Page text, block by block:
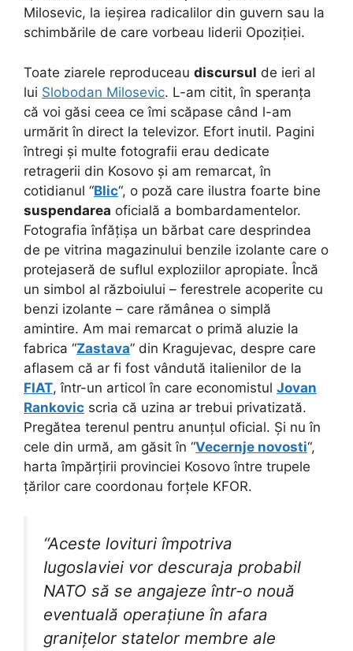
Milosevic, la ieșirea radicalilor din guvern sau la
schimbările de care vorbeau liderii Opoziției.
Toate ziarele reproduceau discursul de ieri al
lui Slobodan Milosevic. L-am citit, în speranța
că voi găsi ceea ce îmi scăpase când l-am
urmărit în direct la televizor. Efort inutil. Pagini
întregi și multe fotografii erau dedicate
retragerii din Kosovo și am remarcat, în
cotidianul “Blic“, o poză care ilustra foarte bine
suspendarea oficială a bombardamentelor.
Fotografia înfățișa un bărbat care desprindea
de pe vitrina magazinului benzile izolante care o
protejaseră de suflul exploziilor apropiate. Încă
un simbol al războiului – ferestrele acoperite cu
benzi izolante – care rămânea o simplă
amintire. Am mai remarcat o primă aluzie la
fabrica “Zastava” din Kragujevac, despre care
aflasem că ar fi fost vândută italienilor de la
FIAT, într-un articol în care economistul Jovan
Rankovic scria că uzina ar trebui privatizată.
Pregătea terenul pentru anunțul oficial. Și nu în
cele din urmă, am găsit în “Vecernje novosti“,
harta împărțirii provinciei Kosovo între trupele
țărilor care coordonau forțele KFOR.
“Aceste lovituri împotriva
Iugoslaviei vor descuraja probabil
NATO să se angajeze într-o nouă
eventuală operațiune în afara
granițelor statelor membre ale